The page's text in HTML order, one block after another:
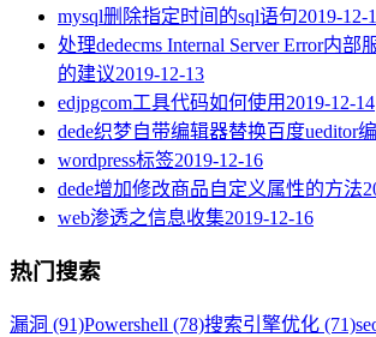
mysql删除指定时间的sql语句2019-12-
处理dedecms Internal Server Error内部
的建议2019-12-13
edjpgcom工具代码如何使用 2019-12-14
dede织梦自带编辑器替换百度ueditor
wordpress标签2019-12-16
dede增加修改商品自定义属性的方法
web渗透之信息收集2019-12-16
热门搜索
漏洞 (91)Powershell (78)搜索引擎优化 (71)